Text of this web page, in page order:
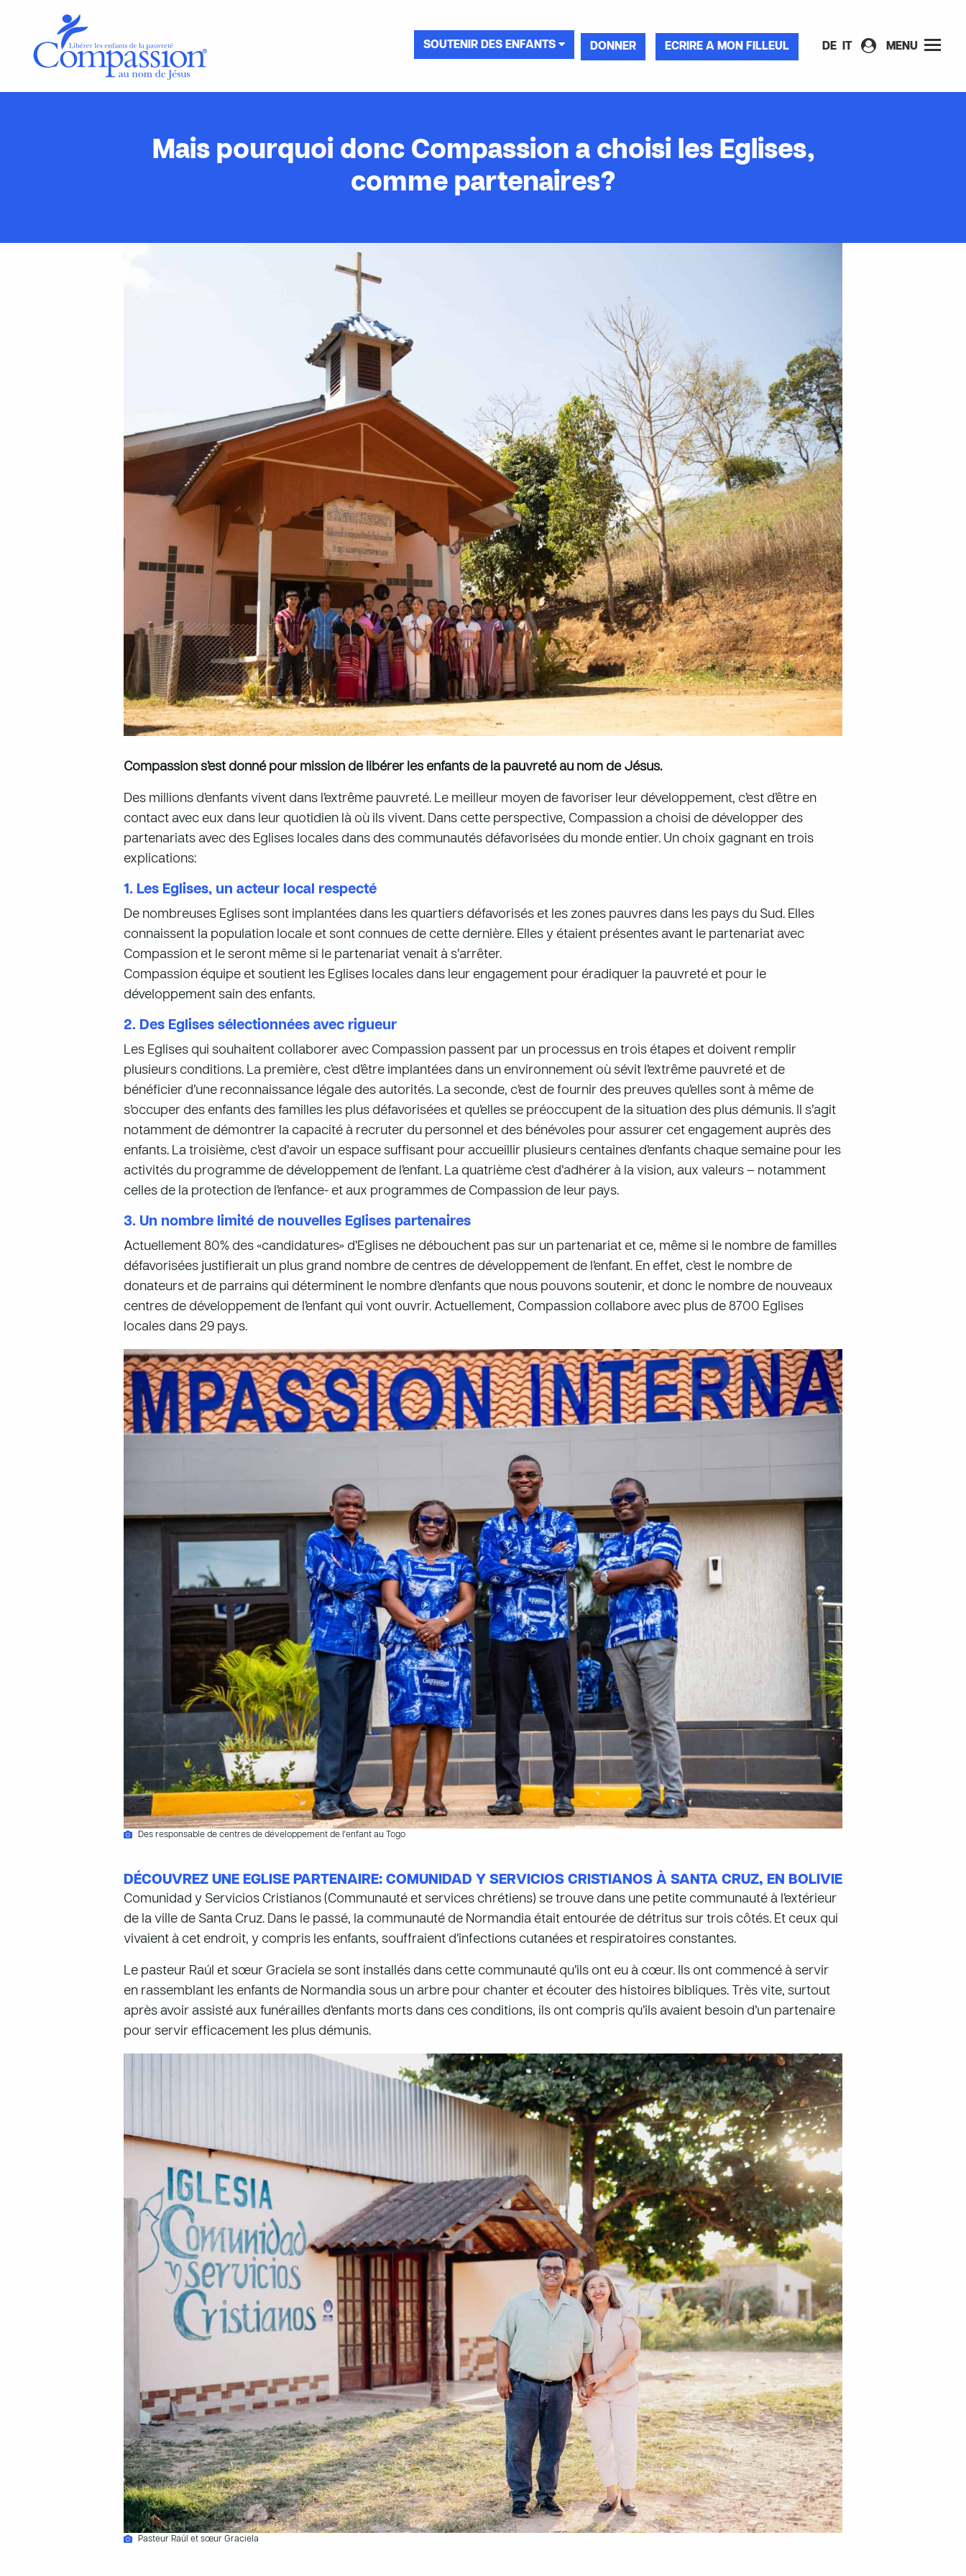
SOUTENIR DES ENFANTS DONNER ECRIRE A MON FILLEUL DE IT MENU
Mais pourquoi donc Compassion a choisi les Eglises,
comme partenaires?
Compassion s’est donné pour mission de libérer les enfants de la pauvreté au nom de Jésus.
Des millions d’enfants vivent dans l’extrême pauvreté. Le meilleur moyen de favoriser leur développement, c’est d’être en
contact avec eux dans leur quotidien là où ils vivent. Dans cette perspective, Compassion a choisi de développer des
partenariats avec des Eglises locales dans des communautés défavorisées du monde entier. Un choix gagnant en trois
explications:
1. Les Eglises, un acteur local respecté
De nombreuses Eglises sont implantées dans les quartiers défavorisés et les zones pauvres dans les pays du Sud. Elles
connaissent la population locale et sont connues de cette dernière. Elles y étaient présentes avant le partenariat avec
Compassion et le seront même si le partenariat venait à s’arrêter.
Compassion équipe et soutient les Eglises locales dans leur engagement pour éradiquer la pauvreté et pour le
développement sain des enfants.
2. Des Eglises sélectionnées avec rigueur
Les Eglises qui souhaitent collaborer avec Compassion passent par un processus en trois étapes et doivent remplir
plusieurs conditions. La première, c’est d’être implantées dans un environnement où sévit l’extrême pauvreté et de
bénéficier d’une reconnaissance légale des autorités. La seconde, c’est de fournir des preuves qu’elles sont à même de
s’occuper des enfants des familles les plus défavorisées et qu’elles se préoccupent de la situation des plus démunis. Il s’agit
notamment de démontrer la capacité à recruter du personnel et des bénévoles pour assurer cet engagement auprès des
enfants. La troisième, c’est d’avoir un espace suffisant pour accueillir plusieurs centaines d’enfants chaque semaine pour les
activités du programme de développement de l’enfant. La quatrième c’est d’adhérer à la vision, aux valeurs – notamment
celles de la protection de l’enfance- et aux programmes de Compassion de leur pays.
3. Un nombre limité de nouvelles Eglises partenaires
Actuellement 80% des «candidatures» d’Eglises ne débouchent pas sur un partenariat et ce, même si le nombre de familles
défavorisées justifierait un plus grand nombre de centres de développement de l’enfant. En effet, c’est le nombre de
donateurs et de parrains qui déterminent le nombre d’enfants que nous pouvons soutenir, et donc le nombre de nouveaux
centres de développement de l’enfant qui vont ouvrir. Actuellement, Compassion collabore avec plus de 8700 Eglises
locales dans 29 pays.
Des responsable de centres de développement de l'enfant au Togo
DÉCOUVREZ UNE EGLISE PARTENAIRE: COMUNIDAD Y SERVICIOS CRISTIANOS À SANTA CRUZ, EN BOLIVIE
Comunidad y Servicios Cristianos (Communauté et services chrétiens) se trouve dans une petite communauté à l’extérieur
de la ville de Santa Cruz. Dans le passé, la communauté de Normandia était entourée de détritus sur trois côtés. Et ceux qui
vivaient à cet endroit, y compris les enfants, souffraient d’infections cutanées et respiratoires constantes.
Le pasteur Raúl et sœur Graciela se sont installés dans cette communauté qu’ils ont eu à cœur. Ils ont commencé à servir
en rassemblant les enfants de Normandia sous un arbre pour chanter et écouter des histoires bibliques. Très vite, surtout
après avoir assisté aux funérailles d’enfants morts dans ces conditions, ils ont compris qu’ils avaient besoin d’un partenaire
pour servir efficacement les plus démunis.
Pasteur Raúl et sœur Graciela